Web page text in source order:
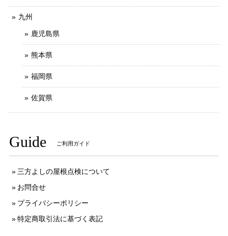
九州
鹿児島県
熊本県
福岡県
佐賀県
Guide ご利用ガイド
三方よしの屋根点検について
お問合せ
プライバシーポリシー
特定商取引法に基づく表記